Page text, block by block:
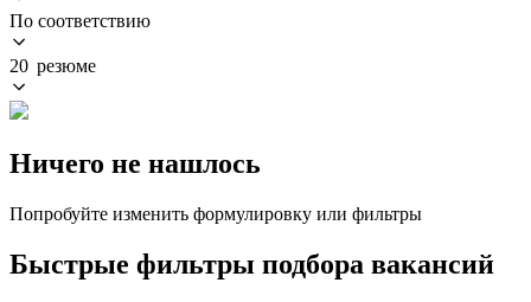
По соответствию
20 резюме
Ничего не нашлось
Попробуйте изменить формулировку или фильтры
Быстрые фильтры подбора вакансий